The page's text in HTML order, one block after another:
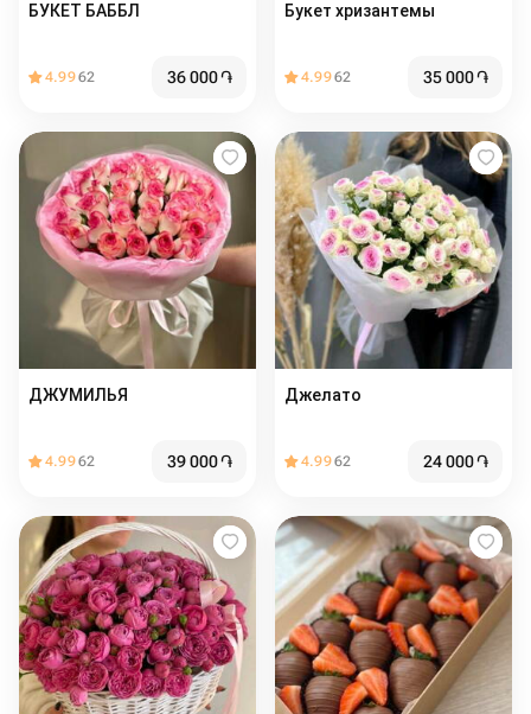
БУКЕТ БАББЛ
4.9962 36 000֏
Букет хризантемы
4.9962 35 000֏
ДЖУМИЛЬЯ
4.9962 39 000֏
Джелато
4.9962 24 000֏